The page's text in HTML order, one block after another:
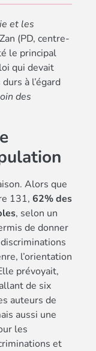
et les
(PD, centre-
le principal
qui devait
à l’égard
des
Alors que
131, 62% des
, selon un
de donner
l’orientation
prévoyait,
de six
auteurs de
aussi une
les
et